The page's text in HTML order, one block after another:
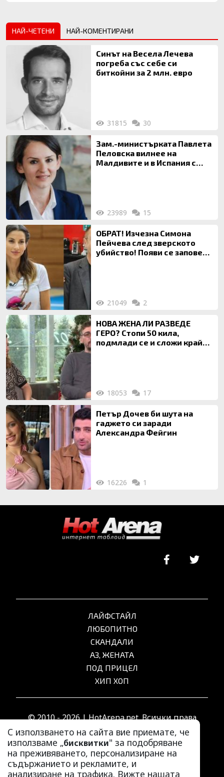
НАЙ-ЧЕТЕНИ НАЙ-КОМЕНТИРАНИ
Синът на Весела Лечева
погреба със себе си
биткойни за 2 млн. евро
31815 30
Зам.-министърката Павлета
Пеловска вилнее на
Малдивите и в Испания с
23989 15
ОБРАТ! Изчезна Симона
Пейчева след зверското
убийство! Появи се заповед
21049 2
НОВА ЖЕНА ЛИ РАЗВЕДЕ
ГЕРО? Стопи 50 кила,
подмлади се и сложи край
18053 17
Петър Дочев би шута на
гаджето си заради
Александра Фейгин
16226 1
С използването на сайта вие приемате, че
използваме „бисквитки" за подобряване
на преживяването, персонализиране на
съдържанието и рекламите, и
анализиране на трафика. Вижте нашата
ЛАЙФСТАЙЛ
ЛЮБОПИТНО
СКАНДАЛИ
АЗ, ЖЕНАТА
ПОД ПРИЦЕЛ
ХИП ХОП
© 2010 - 2026 | HotArena.net. Всички права
запазени.
РЕКЛАМА
КОНТАКТИ